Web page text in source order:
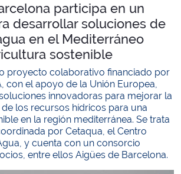
participa en un
desarrollar soluciones de
en el Mediterráneo
sostenible
proyecto colaborativo financiado por
con el apoyo de la Unión Europea,
innovadoras para mejorar la
los recursos hídricos para una
en la región mediterránea. Se trata
por Cetaqua, el Centro
y cuenta con un consorcio
entre ellos Aigües de Barcelona.